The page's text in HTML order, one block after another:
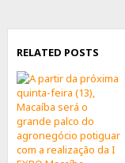
RELATED POSTS